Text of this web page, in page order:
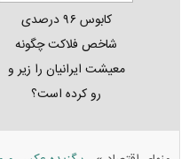
کابوس ۹۶ درصدی
شاخص فلاکت چگونه
معیشت ایرانیان را زیر و
رو کرده است؟